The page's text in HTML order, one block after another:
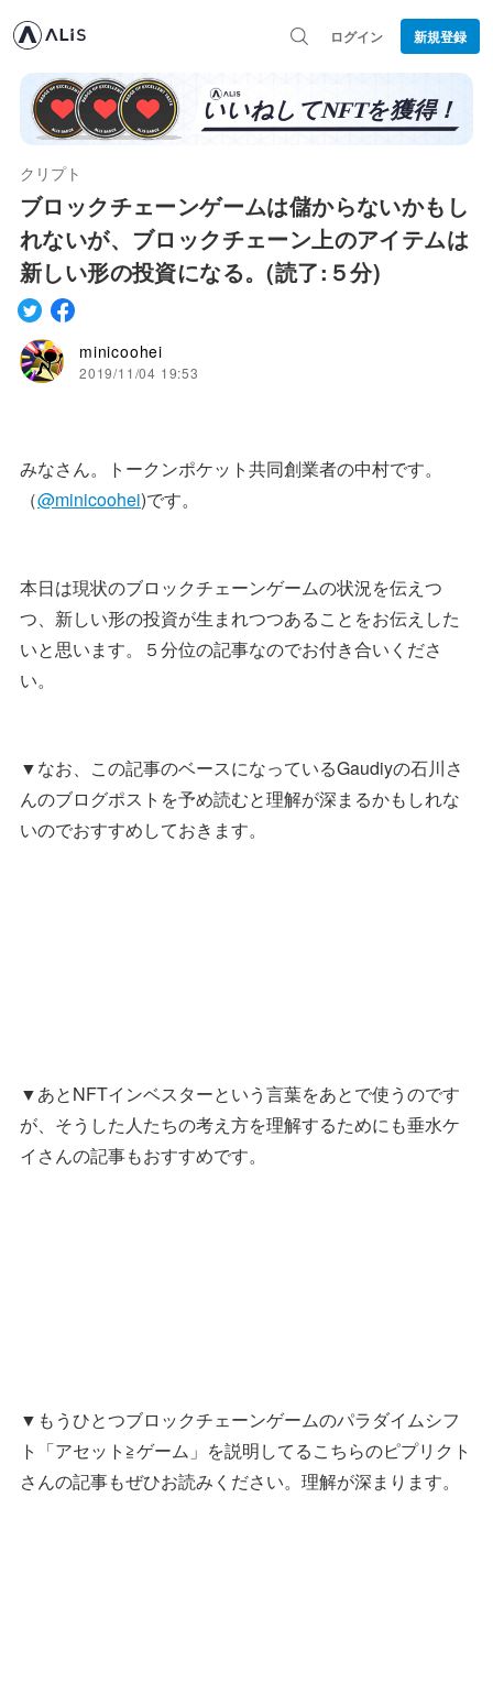
ログイン 新規登録
クリプト
ブロックチェーンゲームは儲からないかもし
れないが、ブロックチェーン上のアイテムは
新しい形の投資になる。(読了:５分)
minicoohei
2019/11/04 19:53
みなさん。トークンポケット共同創業者の中村です。
（@minicoohei)です。
本日は現状のブロックチェーンゲームの状況を伝えつ
つ、新しい形の投資が生まれつつあることをお伝えした
いと思います。５分位の記事なのでお付き合いくださ
い。
▼なお、この記事のベースになっているGaudiyの石川さ
んのブログポストを予め読むと理解が深まるかもしれな
いのでおすすめしておきます。
▼あとNFTインベスターという言葉をあとで使うのです
が、そうした人たちの考え方を理解するためにも垂水ケ
イさんの記事もおすすめです。
▼もうひとつブロックチェーンゲームのパラダイムシフ
ト「アセット≧ゲーム」を説明してるこちらのピプリクト
さんの記事もぜひお読みください。理解が深まります。